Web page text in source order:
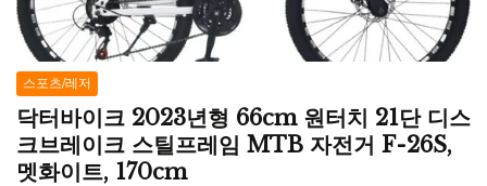
스포츠/레저
닥터바이크 2023년형 66cm 원터치 21단 디스
크브레이크 스틸프레임 MTB 자전거 F-26S,
멧화이트, 170cm